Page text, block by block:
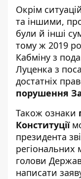
Окрім
та іншими,
були й інші
тому ж 2019
Кабміну з
Луценка з
достатніх
порушення
Також ознаки
Конституції
президента
регіональних
голови
написати